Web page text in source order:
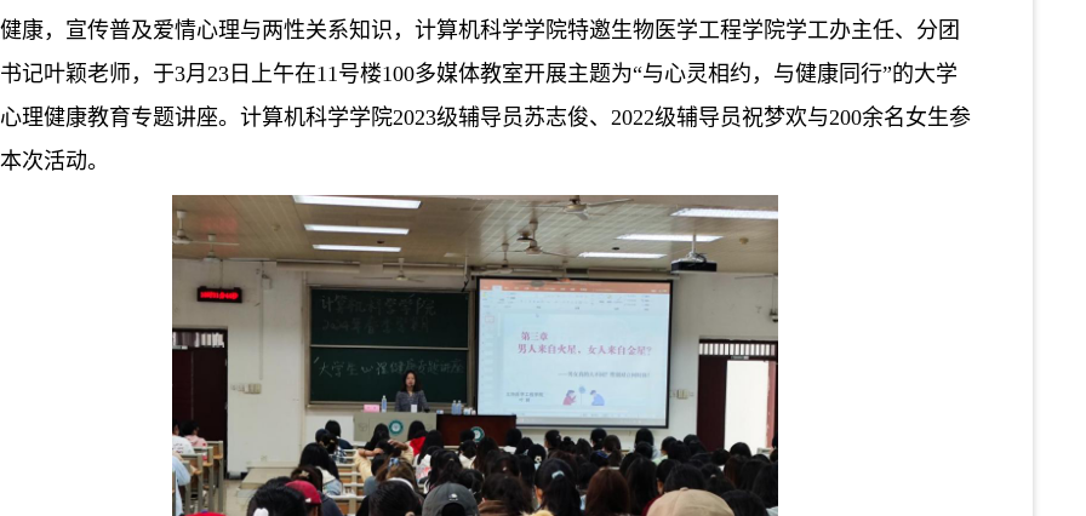
康，宣传普及爱情心理与两性关系知识 ，计算机科学学院特邀生物医学工程学院学工办主任、分团
记叶颖老师，于3月23日上午在11号楼100多媒体教室开展主题为“与心灵相约，与健康同行”的大学
理健康教育专题讲座。计算机科学学院2023级辅导员苏志俊、2022级辅导员祝梦欢与200余名女生参
次活动。